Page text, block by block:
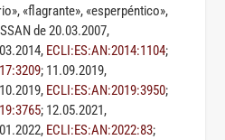
«flagrante», «esperpéntico»,
de 20.03.2007,
ECLI:ES:AN:2014:1104;
; 11.09.2019,
ECLI:ES:AN:2019:3950;
; 12.05.2021,
ECLI:ES:AN:2022:83;